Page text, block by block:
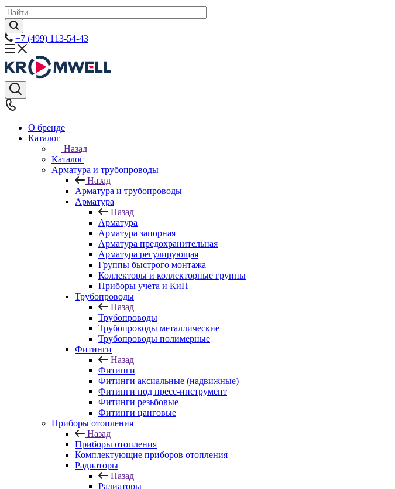
+7 (499) 113-54-43
О бренде
Каталог
Назад
Каталог
Арматура и трубопроводы
Назад
Арматура и трубопроводы
Арматура
Назад
Арматура
Арматура запорная
Арматура предохранительная
Арматура регулирующая
Группы быстрого монтажа
Коллекторы и коллекторные группы
Приборы учета и КиП
Трубопроводы
Назад
Трубопроводы
Трубопроводы металлические
Трубопроводы полимерные
Фитинги
Назад
Фитинги
Фитинги аксиальные (надвижные)
Фитинги под пресс-инструмент
Фитинги резьбовые
Фитинги цанговые
Приборы отопления
Назад
Приборы отопления
Комплектующие приборов отопления
Радиаторы
Назад
Радиаторы